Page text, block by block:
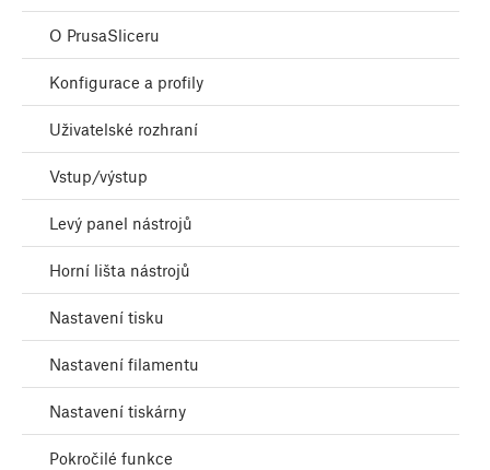
O PrusaSliceru
Konfigurace a profily
Uživatelské rozhraní
Vstup/výstup
Levý panel nástrojů
Horní lišta nástrojů
Nastavení tisku
Nastavení filamentu
Nastavení tiskárny
Pokročilé funkce